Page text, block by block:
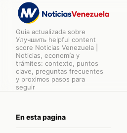
Guia actualizada sobre
Улучшить helpful content
score Noticias Venezuela |
Noticias, economía y
trámites: contexto, puntos
clave, preguntas frecuentes
y proximos pasos para
seguir
En esta pagina